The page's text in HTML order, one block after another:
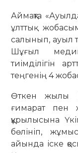
​Аймақта
ұлттық
салынып, ауыл
Шұғыл
тиімділігін
теңгенің 4
​Өткен жылы
ғимарат пен
құрылысына
бөлініп,
айында іске